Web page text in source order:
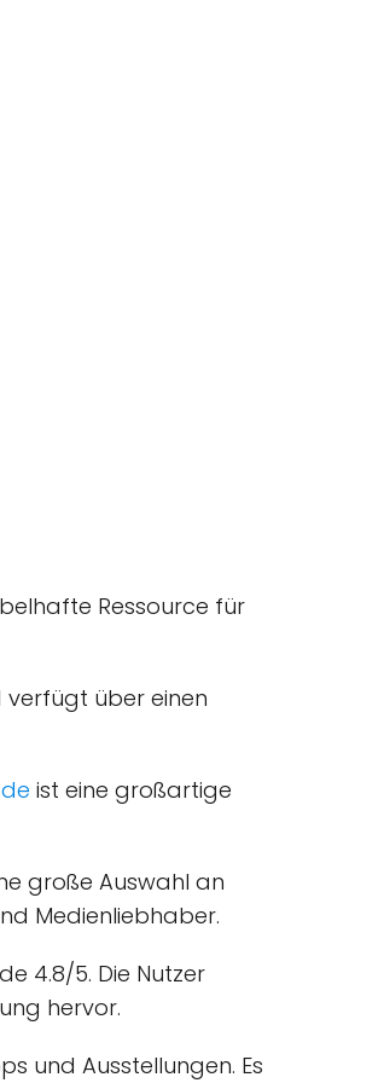
Ressource für
verfügt über einen
ist eine großartige
große Auswahl an
Medienliebhaber.
4.8/5. Die Nutzer
hervor.
und Ausstellungen. Es